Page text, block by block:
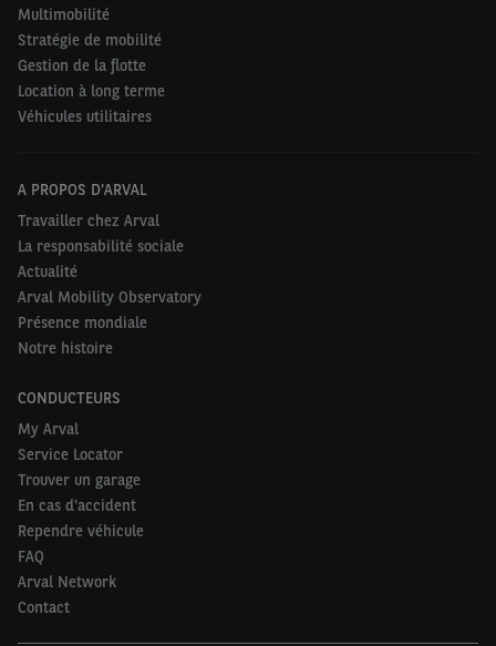
Multimobilité
Stratégie de mobilité
Gestion de la flotte
Location à long terme
Véhicules utilitaires
A PROPOS D'ARVAL
Travailler chez Arval
La responsabilité sociale
Actualité
Arval Mobility Observatory
Présence mondiale
Notre histoire
CONDUCTEURS
My Arval
Service Locator
Trouver un garage
En cas d'accident
Rependre véhicule
FAQ
Arval Network
Contact